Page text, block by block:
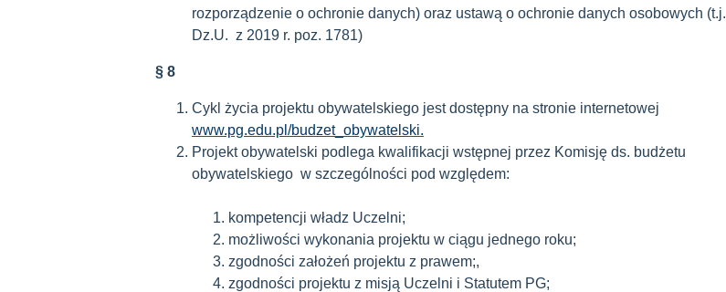
rozporządzenie o ochronie danych) oraz ustawą o ochronie danych osobowych (t.j.
Dz.U. z 2019 r. poz. 1781)
§ 8
Cykl życia projektu obywatelskiego jest dostępny na stronie internetowej
www.pg.edu.pl/budzet_obywatelski.
Projekt obywatelski podlega kwalifikacji wstępnej przez Komisję ds. budżetu
obywatelskiego w szczególności pod względem:
kompetencji władz Uczelni;
możliwości wykonania projektu w ciągu jednego roku;
zgodności założeń projektu z prawem;,
zgodności projektu z misją Uczelni i Statutem PG;